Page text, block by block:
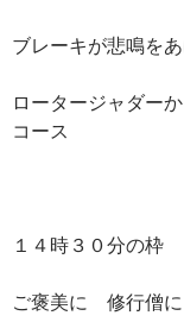
ブレーキが悲鳴を
ロータージャダー
コース
１４時３０分の枠
ご褒美に 修行僧